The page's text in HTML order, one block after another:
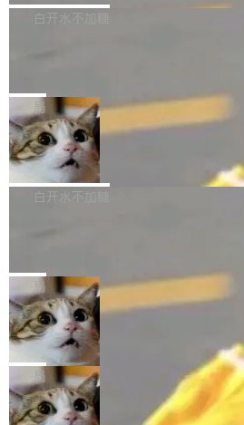
w 不要求标准普通话，方言识别覆盖粤语
容提供的字体时出现的几个问题 为避免
质的最低采样率）的音频格式将被拒绝
SS 圆角虚线样式中可能存在的问题 如果
的图像元素不在同一个子树中，则它们将
联 加...
发布的 Release Notes，他利用 AI 工具
最强的若干项。对于尚未正式发版的 PG
通过拉取过去一年内（从 PG 18 Beta1
至今）的所有 commit，同样交由 AI 分
经过人工复核，准确度令人满意。这一
社区爱好者提供了高效跟踪新版本的思
白开水不加糖
维护工作一直与我的日常工作、家务、社
和休闲娱乐竞争时间。" 这是 libexpat 维
ebastian Pipping 写在博客里的话。8 月
他宣布了一个新消息：从 2026 年 8 月
他可以全职维护 libexpat 了，最长 6 个
库之一。你的操作系统、浏览器、无数的
施软件，很可能都在用它。而过去十年，
的人一直在用业余...
局
Firefox 153.0.3 发布
Firefox 153.0.3 现已发布，具体更新内
下： New Smart Window 包含多项增强
gi?id=2019042">Bug&nbsp;2019042</
i> <li>现在，助手可以直接使用 Exa 的网络搜索
结果回答问题，而无需将问题转交给搜索
（<a href="https://
bug.cgi?id=204...
白开水不加糖
的 npm 包。项目的核心论点是：容器不
ent 计算。真正适合的，是 Isolate。
工程师在这件事上没什么可谦虚的——他
orkers 跑了十年 Isolate。用 CEO
nce 的话说：「我们一生都在用 Isolate
码，而 AI Agent 不需要容器，它们需要
late。」 容器为什么不合适 容器的问题
局
OpenAI 公开邮件和聊天记录回应苹
诉讼，称“Apple is getting this
g”
上个月，苹果一纸诉状把 OpenAI 告上
控其挖角苹果前员工并窃取商业秘密。
状把 OpenAI 描述成一个系统性地从前
人、套取机密信息的对手。 OpenAI 没
局
HUAWEI MatePad Edge上架